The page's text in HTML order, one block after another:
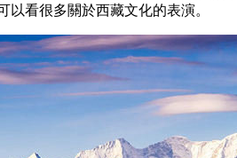
以看很多關於西藏文化的表演。